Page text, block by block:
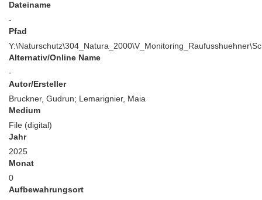
Dateiname
-
Pfad
Alternativ/Online Name
-
Autor/Ersteller
Bruckner, Gudrun; Lemarignier, Maia
Medium
File (digital)
Jahr
2025
Monat
0
Aufbewahrungsort